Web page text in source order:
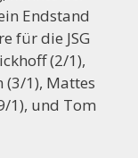
Endstand
für die JSG
(2/1),
(3/1), Mattes
1), und Tom